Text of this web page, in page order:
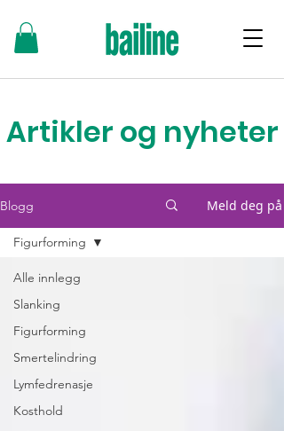
Artikler og nyheter
Blogg Meld deg på
Alle innlegg
Slanking
Figurforming
Smertelindring
Lymfedrenasje
Kosthold
Figurforming